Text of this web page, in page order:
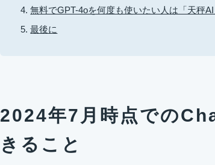
無料でGPT-4oを何度も使いたい人は「天秤
最後に
2024年7月時点での
きること